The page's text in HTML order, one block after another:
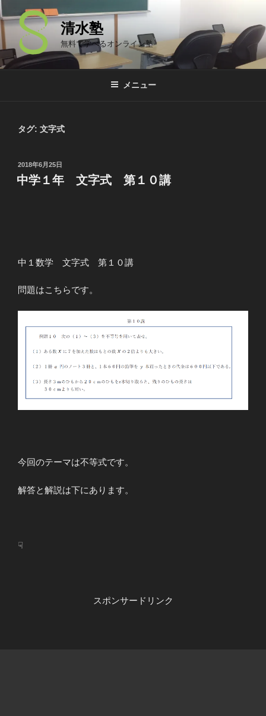
コ
ン
テ
ン
ツ
清水塾
無料で学べるオンライン塾
メニュー
タグ: 文字式
投
稿
日:
2018年6月25日
中学１年 文字式 第１０講
中１数学 文字式 第１０講
問題はこちらです。
今回のテーマは不等式です。
解答と解説は下にあります。
☟
スポンサードリンク